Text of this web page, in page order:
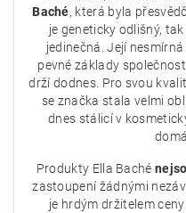
Vložením hodnocení
Baché, která byla
je geneticky odlišný,
jedinečná. Její
pevné základy
drží dodnes. Pro svou
se značka stala velmi
dnes stálicí v
Produkty Ella Baché
zastoupení žádnými
je hrdým držitelem